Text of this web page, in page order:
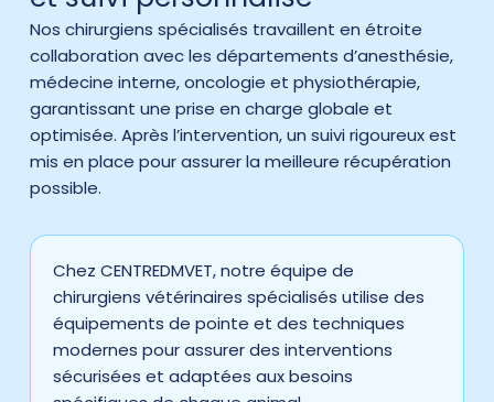
Nos chirurgiens spécialisés travaillent en étroite
collaboration avec les départements d’anesthésie,
médecine interne, oncologie et physiothérapie,
garantissant une prise en charge globale et
optimisée. Après l’intervention, un suivi rigoureux est
mis en place pour assurer la meilleure récupération
possible.
Chez CENTREDMVET, notre équipe de
chirurgiens vétérinaires spécialisés utilise des
équipements de pointe et des techniques
modernes pour assurer des interventions
sécurisées et adaptées aux besoins